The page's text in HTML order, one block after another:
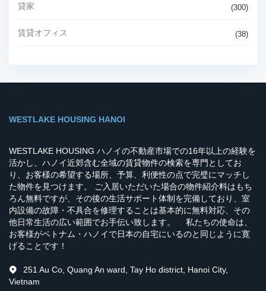
貸家 (300)
賃貸オフィス (38)
WESTLAKE HOUSING HANOI
WESTLAKE HOUSING ハノイの不動産市場での16年以上の経験を
活かし、ハノイ近郊含む全域の賃貸物件の検索を専門としてお
り、お客様の希望する場所、予算、利便性の点で完璧にマッチし
た物件を見つけます。 ご入居いただいた場合の物件紹介料はもち
ろん無料ですが、その後の生活サポート体制を完備しており、室
内設備の故障・不具合を修理することは基本的に無料対応、その
他日常生活の広い範囲でお手伝い致します。 私たちの使命は、
お客様がベトナム・ハノイで日本の自宅にいるのと同じように寛
げることです！
251 Au Co, Quang An ward, Tay Ho district, Hanoi City,
Vietnam